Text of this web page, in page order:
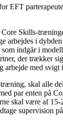
EFT
Core Skills-
arbejdes i
indgår i
der trækker
arbejde med
skal alle
par enten på
skal være af
supervision